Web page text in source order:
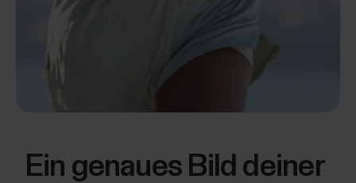
Ein genaues Bild deiner